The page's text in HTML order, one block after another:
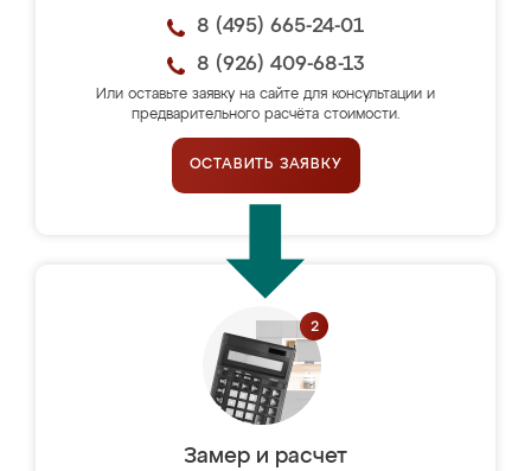
8 (495) 665-24-01
8 (926) 409-68-13
Или оставьте заявку на сайте для консультации и
предварительного расчёта стоимости.
ОСТАВИТЬ ЗАЯВКУ
Замер и расчет